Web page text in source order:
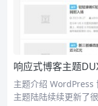
响应式博客主题
主题介绍 WordPress
主题陆陆续续更新了